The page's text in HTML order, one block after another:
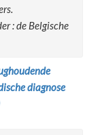
: de Belgische
diagnose